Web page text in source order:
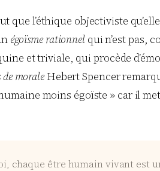
que l’éthique objectiviste
égoïsme rationnelqui n’est pas,
et triviale, qui procède
moraleHebert Spencer
moins égoïste » car il
chaque être humain vivant est